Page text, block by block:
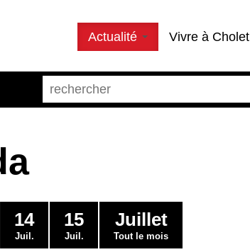
Actualité Vivre à Cholet
14
Juil.
15
Juil.
Juillet
Tout le mois